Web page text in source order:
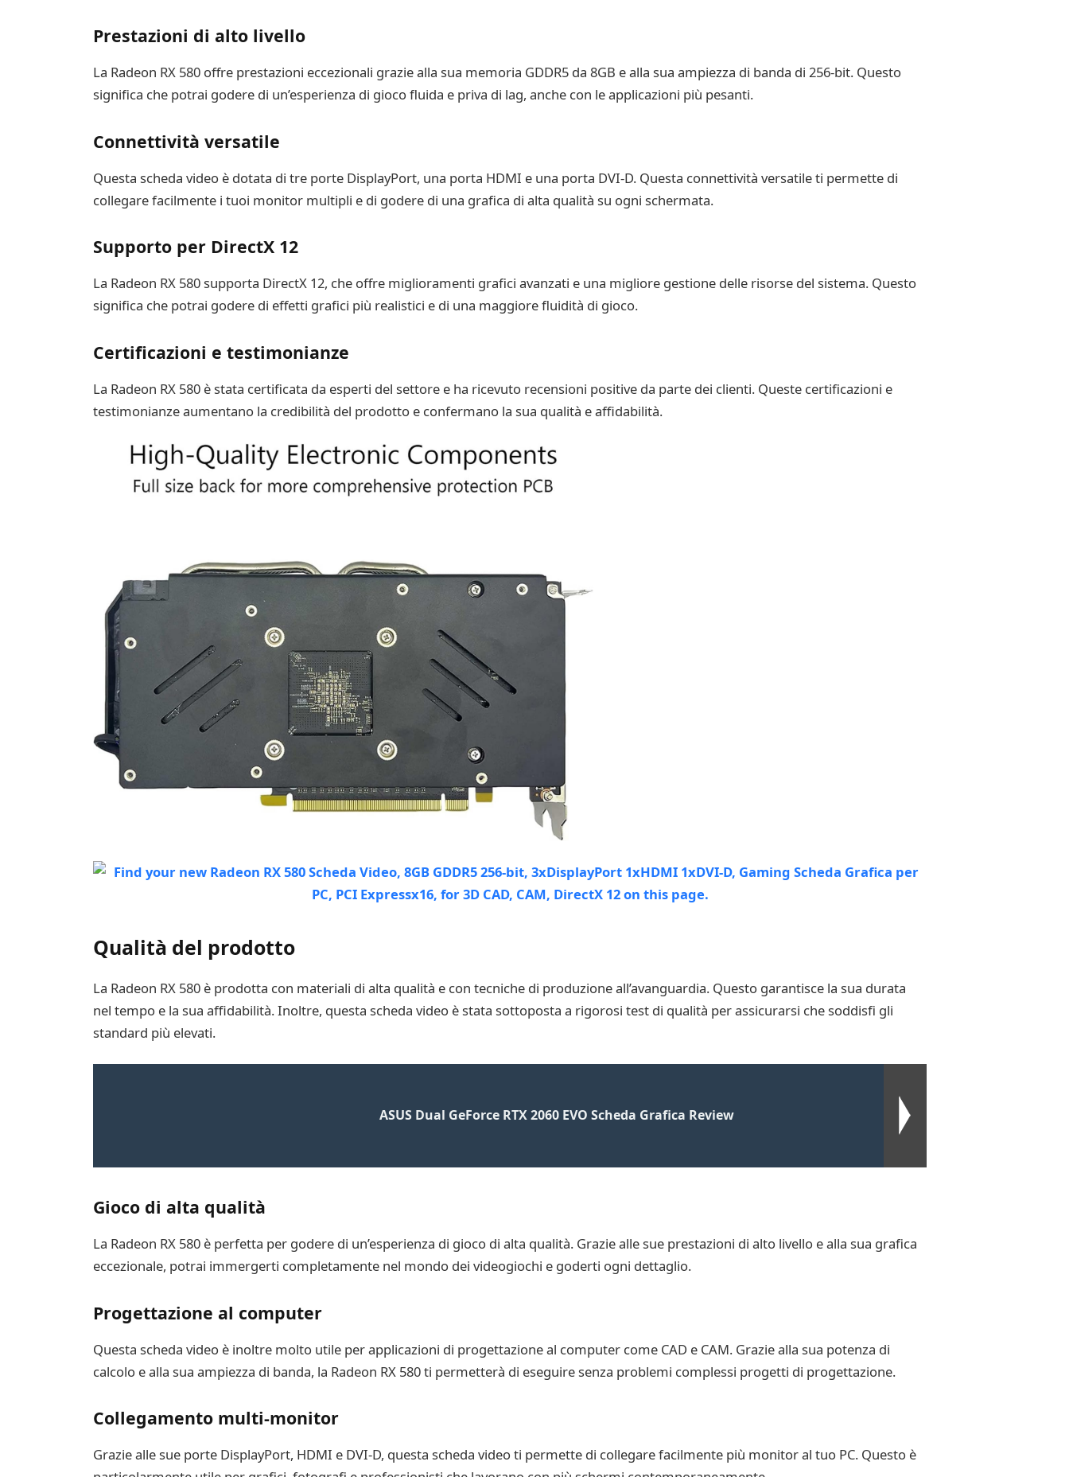
Prestazioni di alto livello
La Radeon RX 580 offre prestazioni eccezionali grazie alla sua memoria GDDR5 da 8GB e alla sua ampiezza di banda di 256-bit. Questo
significa che potrai godere di un’esperienza di gioco fluida e priva di lag, anche con le applicazioni più pesanti.
Connettività versatile
Questa scheda video è dotata di tre porte DisplayPort, una porta HDMI e una porta DVI-D. Questa connettività versatile ti permette di
collegare facilmente i tuoi monitor multipli e di godere di una grafica di alta qualità su ogni schermata.
Supporto per DirectX 12
La Radeon RX 580 supporta DirectX 12, che offre miglioramenti grafici avanzati e una migliore gestione delle risorse del sistema. Questo
significa che potrai godere di effetti grafici più realistici e di una maggiore fluidità di gioco.
Certificazioni e testimonianze
La Radeon RX 580 è stata certificata da esperti del settore e ha ricevuto recensioni positive da parte dei clienti. Queste certificazioni e
testimonianze aumentano la credibilità del prodotto e confermano la sua qualità e affidabilità.
Qualità del prodotto
La Radeon RX 580 è prodotta con materiali di alta qualità e con tecniche di produzione all’avanguardia. Questo garantisce la sua durata
nel tempo e la sua affidabilità. Inoltre, questa scheda video è stata sottoposta a rigorosi test di qualità per assicurarsi che soddisfi gli
standard più elevati.
ASUS Dual GeForce RTX 2060 EVO Scheda Grafica Review
Gioco di alta qualità
La Radeon RX 580 è perfetta per godere di un’esperienza di gioco di alta qualità. Grazie alle sue prestazioni di alto livello e alla sua grafica
eccezionale, potrai immergerti completamente nel mondo dei videogiochi e goderti ogni dettaglio.
Progettazione al computer
Questa scheda video è inoltre molto utile per applicazioni di progettazione al computer come CAD e CAM. Grazie alla sua potenza di
calcolo e alla sua ampiezza di banda, la Radeon RX 580 ti permetterà di eseguire senza problemi complessi progetti di progettazione.
Collegamento multi-monitor
Grazie alle sue porte DisplayPort, HDMI e DVI-D, questa scheda video ti permette di collegare facilmente più monitor al tuo PC. Questo è